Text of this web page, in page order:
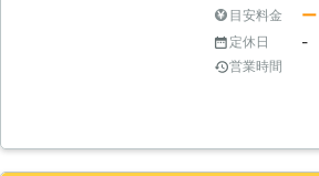
目安料金 ー
定休日 -
営業時間